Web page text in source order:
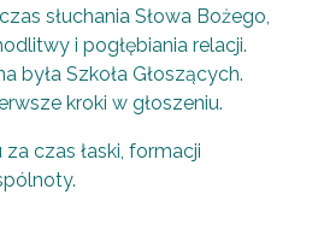
słuchania Słowa Bożego,
i pogłębiania relacji.
była Szkoła Głoszących.
kroki w głoszeniu.
czas łaski, formacji